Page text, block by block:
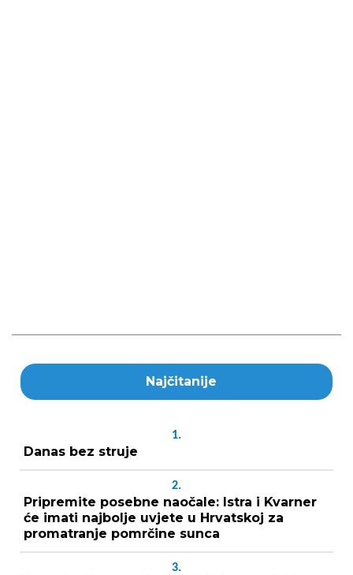
Najčitanije
1.
Danas bez struje
2.
Pripremite posebne naočale: Istra i Kvarner
će imati najbolje uvjete u Hrvatskoj za
promatranje pomrčine sunca
3.